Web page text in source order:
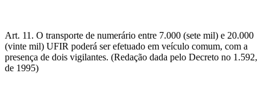
Art. 11. O transporte de numerário entre 7.000 (sete mil) e 20.000
(vinte mil) UFIR poderá ser efetuado em veículo comum, com a
presença de dois vigilantes. (Redação dada pelo Decreto no 1.592,
de 1995)